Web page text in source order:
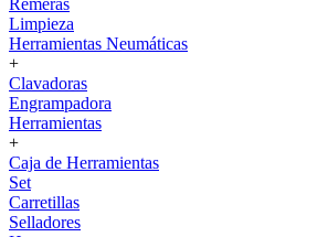
Remeras
Limpieza
Herramientas Neumáticas
+
Clavadoras
Engrampadora
Herramientas
+
Caja de Herramientas
Set
Carretillas
Selladores